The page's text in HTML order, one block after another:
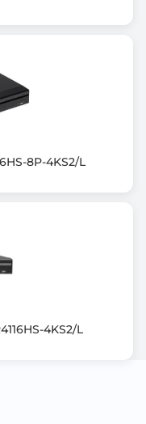
zdarzeń
8P-4KS2/L
4KS2/L